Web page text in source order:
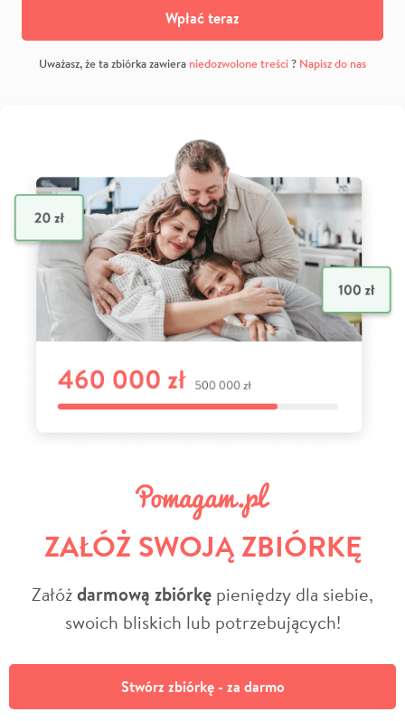
Wpłać teraz
Uważasz, że ta zbiórka zawiera niedozwolone treści? Napisz do nas
ZAŁÓŻ SWOJĄ ZBIÓRKĘ
Załóżdarmową zbiórkę pieniędzy dla siebie,
swoich bliskich lub potrzebujących!
Stwórz zbiórkę - za darmo